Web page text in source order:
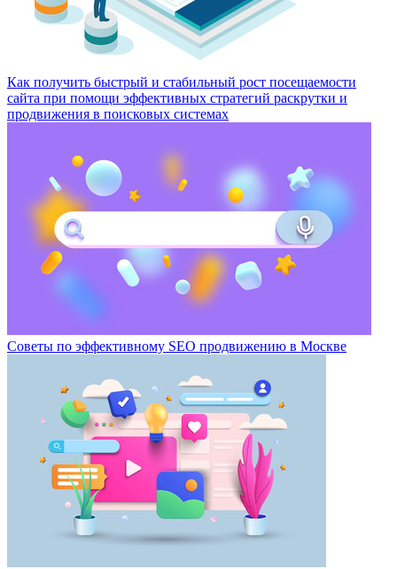
Как получить быстрый и стабильный рост посещаемости
сайта при помощи эффективных стратегий раскрутки и
продвижения в поисковых системах
Советы по эффективному SEO продвижению в Москве